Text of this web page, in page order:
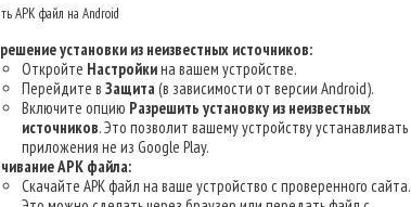
APK файл на Android
установки из неизвестных источников:
Откройте Настройкина вашем устройстве.
Перейдите в Защита(в зависимости от версии Android).
Включите опцию Разрешить установку из неизвестных
источников. Это позволит вашему устройству устанавливать
приложения не из Google Play.
APK файла:
Скачайте APK файл на ваше устройство с проверенного сайта.